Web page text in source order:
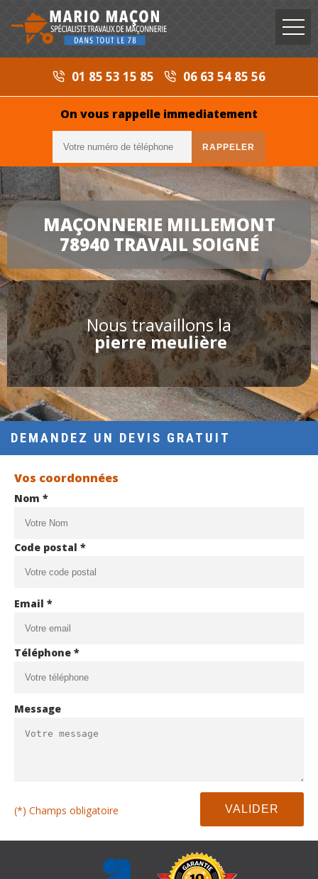
01 85 53 15 85 06 63 54 85 56
On vous rappelle immediatement
MAÇONNERIE MILLEMONT
78940 TRAVAIL SOIGNÉ
Nous travaillons la
pierre meulière
DEMANDEZ UN DEVIS GRATUIT
Vos coordonnées
Nom *
Code postal *
Email *
Téléphone *
Message
(*) Champs obligatoire